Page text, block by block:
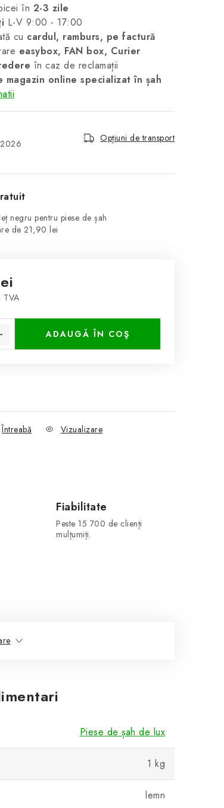
în 2-3 zile
L-V 9:00 - 17:00
cu cardul, ramburs, pe factură
easybox, FAN box, Curier
în caz de reclamații
magazin online specializat în șah
Opțiuni de transport
negru pentru piese de șah
de 21,90 lei
ADAUGĂ ÎN COŞ
Întreabă
Vizualizare
Fiabilitate
Peste 15 700 de clienți
mulțumiți.
Piese de șah de lux
1 kg
lemn